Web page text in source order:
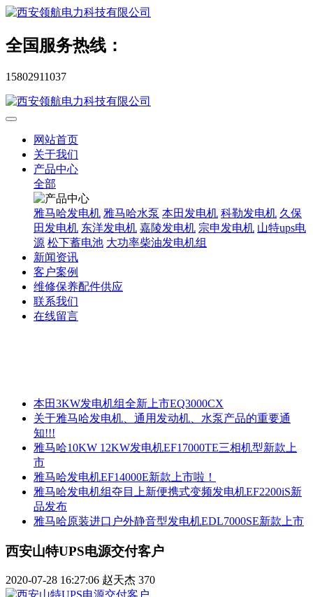
全国服务热线：
15802911037
网站首页
关于我们
产品中心
全部
雅马哈发电机 雅马哈水泵 本田发电机 科勒发电机 久保
田发电机 东洋发电机 嘉陵发电机 宗申发电机 山特ups电
源 松下蓄电池 大功率柴油发电机组
新闻资讯
客户案例
维修保养配件供应
联系我们
在线留言
本田3KW发电机组全新上市EQ3000CX
关于雅马哈发电机、通用发动机、水泵产品的重要通
知!!!
雅马哈10KW 12KW发电机EF17000TE三相机型新款上
市
雅马哈发电机EF14000E新款上市啦！
雅马哈发电机组夺目上新便携式变频发电机EF2200iS新
品发布
雅马哈原装进口户外静音型发电机EDL7000SE新款上市
西安山特UPS电源交付客户
2020-07-28 16:27:06 赵天杰 370